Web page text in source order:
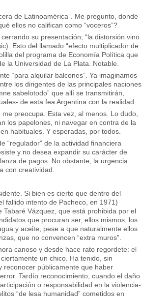
de Latinoamérica”. Me pregunto, donde
ellos no califican como “voceros”?
su presentación; “la distorsión vino
Esto del llamado “efecto multiplicador de
del programa de Economía Política que
la Universidad de La Plata. Notable.
“para alquilar balcones”. Ya imaginamos
los dirigentes de las principales naciones
sabelotodo” que allí se transmitirán,
de esta fea Argentina con la realidad.
preocupa. Esta vez, al menos. Lo dudo,
los papelones, ni navegar en contra de la
habituales. Y esperadas, por todos.
“regulador” de la actividad financiera
y no desea expandir su carácter de
de pagos. No obstante, la urgencia
con creatividad.
Si bien es cierto que dentro del
fallido intento de Pacheco, en 1971)
Vázquez, que está prohibida por el
que procuran ser, ellos mismos, los
y aceite, pese a que naturalmente ellos
que no convencen “extra muros”.
canoso y desde hace rato regordete: el
un chico. Ha tenido, sin
reconocer públicamente que haber
Tardío reconocimiento, cuando el daño
o responsabilidad en la violencia-
“de lesa humanidad” cometidos en